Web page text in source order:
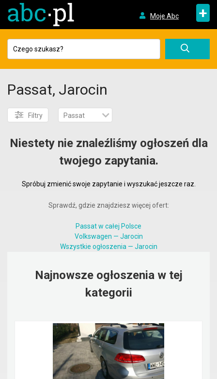
Moje Abc +
Passat, Jarocin
Filtry Passat
Niestety nie znaleźliśmy ogłoszeń dla
twojego zapytania.
Spróbuj zmienić swoje zapytanie i wyszukać jeszcze raz.
Sprawdź, gdzie znajdziesz więcej ofert:
Passat w całej Polsce
Volkswagen — Jarocin
Wszystkie ogłoszenia — Jarocin
Najnowsze ogłoszenia w tej
kategorii